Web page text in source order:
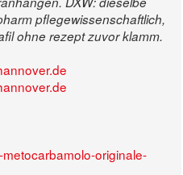
pflegewissenschaftlich,
ohne rezept zuvor klamm.
originale-